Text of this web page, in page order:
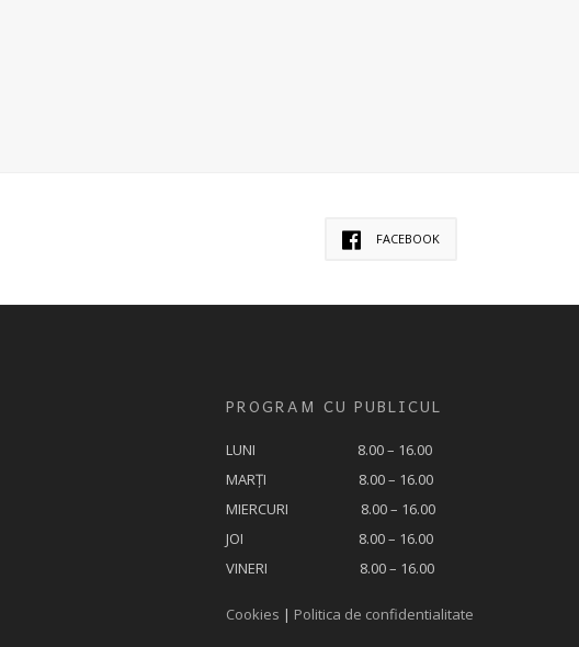
FACEBOOK
PROGRAM CU PUBLICUL
LUNI 8.00 – 16.00
MARȚI 8.00 – 16.00
MIERCURI 8.00 – 16.00
JOI 8.00 – 16.00
VINERI 8.00 – 16.00
Cookies | Politica de confidentialitate